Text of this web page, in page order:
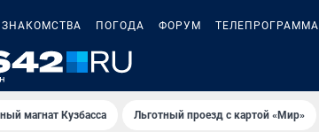
ЗНАКОМСТВА ПОГОДА ФОРУМ ТЕЛЕПРОГРАММА
магнат Кузбасса Льготный проезд с картой «Мир»